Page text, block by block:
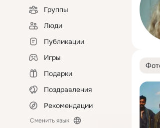
Группы
Люди
Публикации
Игры
Подарки
Поздравления
Рекомендации
Сменить язык